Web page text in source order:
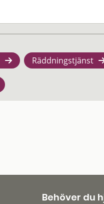
Räddningstjänst
Behöver du